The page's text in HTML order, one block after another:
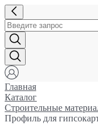
Главная
Каталог
Строительные
Профиль для